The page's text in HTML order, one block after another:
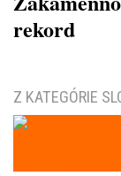
rekord
Z KATEGÓRIE